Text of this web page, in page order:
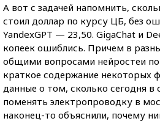
А вот с задачей напомнить,
стоил доллар по курсу ЦБ, без
YandexGPT — 23,50. GigaChat и
копеек ошиблись. Причем в
общими вопросами нейростеи
краткое содержание некоторых
данные о том, сколько сегодня в
поменять электропроводку в
наконец-то объяснили, почему